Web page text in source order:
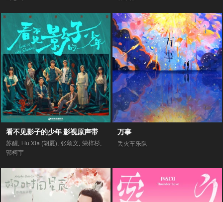
看不见影子的少年 影视原声带
苏醒, Hu Xia (胡夏), 张颂文, 荣梓杉,
郭柯宇
万事
丢火车乐队